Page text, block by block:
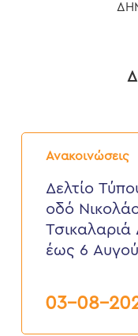
Ανακοινώσεις
Δελτίο
Τύπου:
νερού
στην
Νικολάου
Πλαστήρα,
περιοχή
Σούδας,
Δελτίο
οδό
έως 6
03-08-